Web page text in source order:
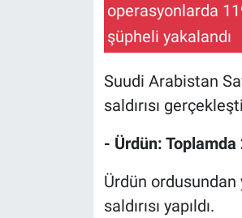
Suudi Arabistan
saldırısı
- Ürdün:
Ürdün ordusundan
saldırısı yapıldı.